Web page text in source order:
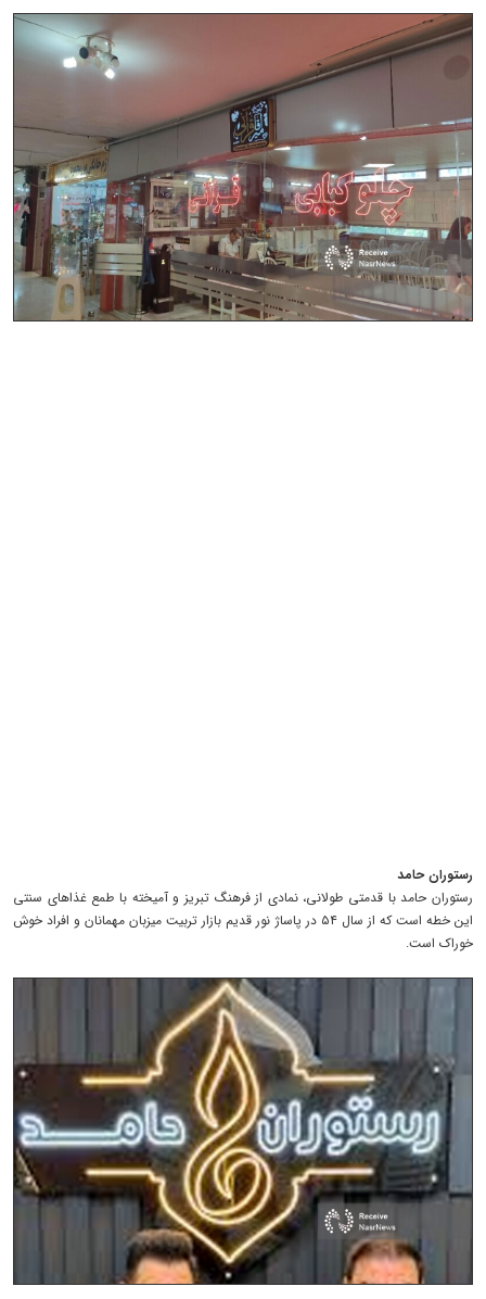
رستوران حامد
رستوران حامد با قدمتی طولانی، نمادی از فرهنگ تبریز و آمیخته با طمع غذاهای سنتی
این خطه است که از سال ۵۴ در پاساژ نور قدیم بازار تربیت میزبان مهمانان و افراد خوش
خوراک است.